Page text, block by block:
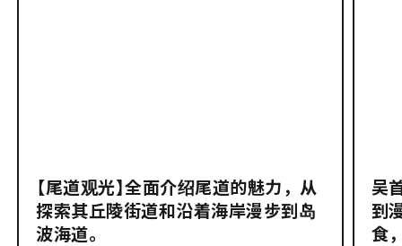
【尾道观光】全面介绍尾道的魅力，从
探索其丘陵街道和沿着海岸漫步到岛
波海道。
吴
到
食